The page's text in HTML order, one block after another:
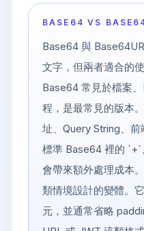
BASE64 VS
Base64 與
文字，但兩者適合的
Base64 常見於檔案
程，是最常見的版本
址、Query String、前
標準 Base64 裡的
會帶來額外處理成本
類情境設計的變體。
元，並通常省略